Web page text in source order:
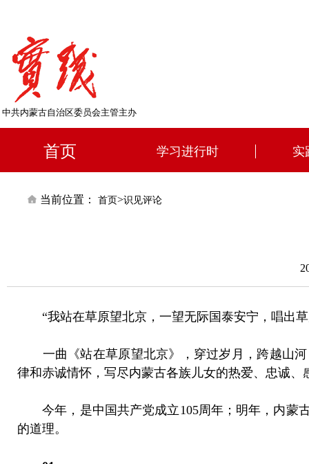
中共内蒙古自治区委员会主管主办
首页 学习进行时 实
当前位置： 首页>识见评论
“我站在草原望北京，一望无际国泰安宁，唱出
一曲《站在草原望北京》，穿过岁月，跨越山
律和赤诚情怀，写尽内蒙古各族儿女的热爱、忠诚、
今年，是中国共产党成立105周年；明年，内蒙
的道理。